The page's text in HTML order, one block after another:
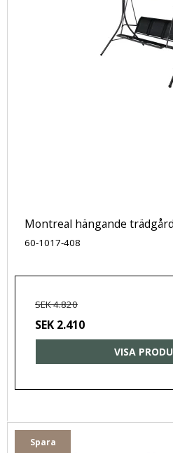
Montreal hängande
60-1017-408
SEK 4.820
SEK 2.410
VISA
Spara